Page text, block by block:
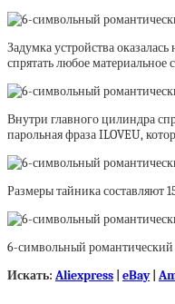
Задумка устройства
спрятать любое
Внутри главного цилиндра
парольная фраза ILOVEU,
Размеры тайника составляют
6-символьный романтический
Искать: Aliexpress eBay|